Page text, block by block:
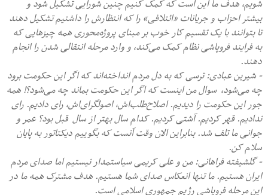
شویم، هدف ما این است که کمک کنیم چنین شورایی تشکیل شود و
بیشتر احزاب و جریانات «ائتلافی» را که انتظارش را داشتیم تشکیل دهند
تا بتوانند با یک تقسیم کار خوب بر مبنای پروژه‌محوری همه چیزهایی که
به فرایند فروپاشی نظام کمک می‌کند، و وارد مرحله انتقالی شدن را انجام
دهند.
- شیرین عبادی: ترسی که به دل مردم انداخته‌اند که اگر این حکومت برود
چه می‌شود، سوال من اینست که اگر این حکومت بماند چه می‌شود؟! همه
جور این حکومت را دیدیم. اصلاح‌طلب‌اش، اصولگرای‌اش، رای دادیم. رای
ندادیم. قهر کردیم. آشتی کردیم. کدام سال بهتر از سال قبل بود؟ عمر و
جوانی ما تلف شد. بنابراین الان وقت آنست که بگوییم دیکتاتور به پایان
سلام کن.
- گلشیفته فراهانی: من و علی کریمی سیاستمدار نیستیم اما صدای مردم
ایران هستیم. ما تنها انعکاس صدای شما هستیم. هدف مشترک همه ما در
این مرحله فروپاشی رژیم جمهوری اسلامی است.